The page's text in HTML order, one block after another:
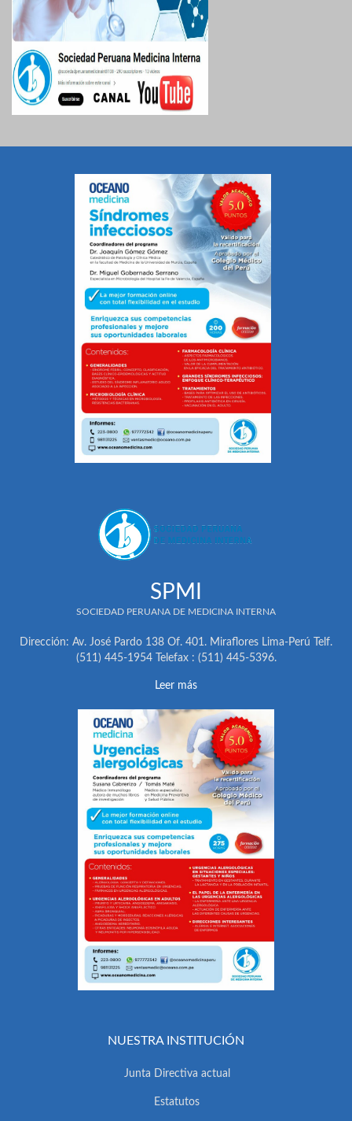
SPMI
SOCIEDAD PERUANA DE MEDICINA INTERNA
Dirección: Av. José Pardo 138 Of. 401. Miraflores Lima-Perú Telf.
(511) 445-1954 Telefax : (511) 445-5396.
Leer más
NUESTRA INSTITUCIÓN
Junta Directiva actual
Estatutos